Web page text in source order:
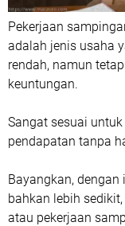
Pekerjaan
adalah jenis usaha
rendah, namun
keuntungan.
Sangat sesuai
pendapatan tanpa
Bayangkan,
bahkan lebih
atau pekerjaan